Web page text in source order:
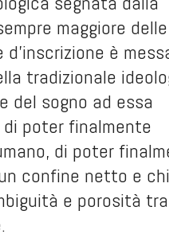
maggiore delle
è
tradizionale
del sogno ad essa
poter finalmente
di poter
confine netto e
e porosità